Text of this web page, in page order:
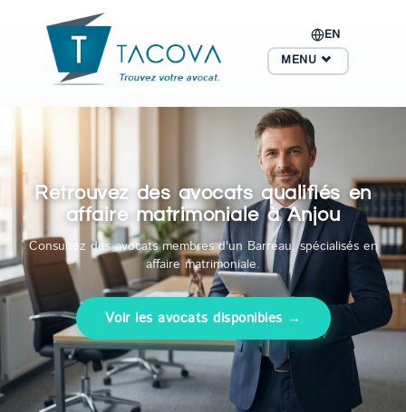
EN
MENU
Retrouvez des avocats qualifiés en
affaire matrimoniale à Anjou
Consultez des avocats membres d'un Barreau, spécialisés en
affaire matrimoniale.
Voir les avocats disponibles →